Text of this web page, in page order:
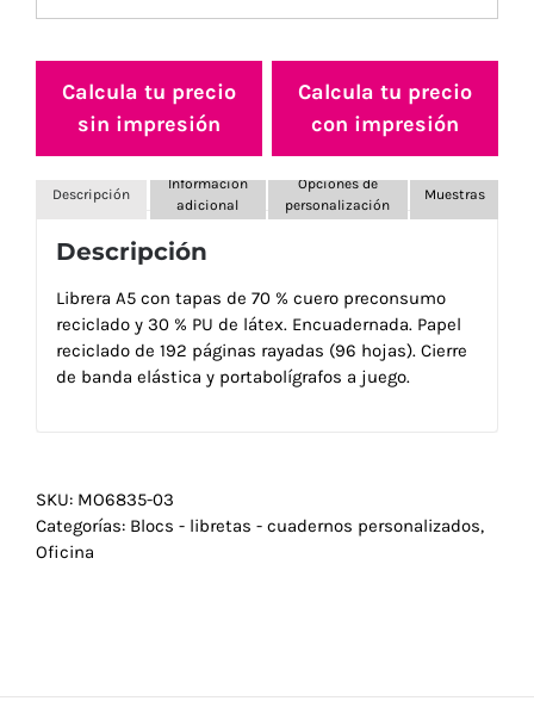
Calcula tu precio
sin impresión
Calcula tu precio
con impresión
Descripción
Información
adicional
Opciones de
personalización
Muestras
Descripción
Librera A5 con tapas de 70 % cuero preconsumo
reciclado y 30 % PU de látex. Encuadernada. Papel
reciclado de 192 páginas rayadas (96 hojas). Cierre
de banda elástica y portabolígrafos a juego.
SKU: MO6835-03
Categorías: Blocs - libretas - cuadernos personalizados,
Oficina